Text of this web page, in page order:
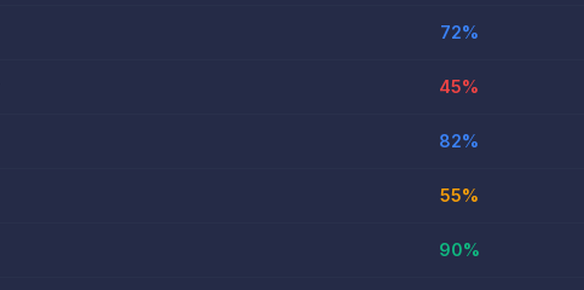
72%
45%
82%
55%
90%